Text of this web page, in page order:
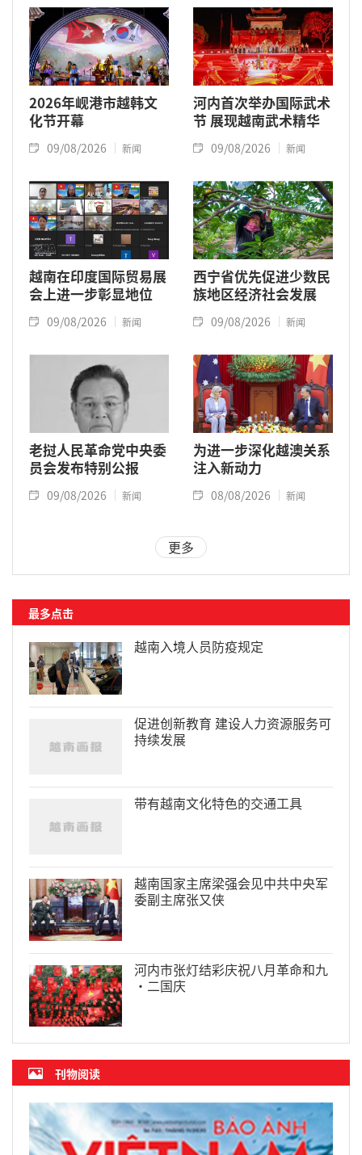
2026年岘港市越韩文
化节开幕
09/08/2026 新闻
河内首次举办国际武术
节 展现越南武术精华
09/08/2026 新闻
越南在印度国际贸易展
会上进一步彰显地位
09/08/2026 新闻
西宁省优先促进少数民
族地区经济社会发展
09/08/2026 新闻
老挝人民革命党中央委
员会发布特别公报
09/08/2026 新闻
为进一步深化越澳关系
注入新动力
08/08/2026 新闻
更多
最多点击
越南入境人员防疫规定
促进创新教育 建设人力资源服务可
持续发展
带有越南文化特色的交通工具
越南国家主席梁强会见中共中央军
委副主席张又侠
河内市张灯结彩庆祝八月革命和九
·二国庆
刊物阅读